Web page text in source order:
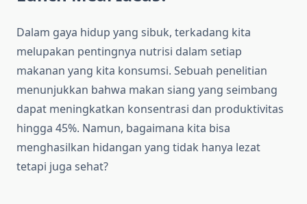
Dalam gaya hidup yang sibuk, terkadang kita
melupakan pentingnya nutrisi dalam setiap
makanan yang kita konsumsi. Sebuah penelitian
menunjukkan bahwa makan siang yang seimbang
dapat meningkatkan konsentrasi dan produktivitas
hingga 45%. Namun, bagaimana kita bisa
menghasilkan hidangan yang tidak hanya lezat
tetapi juga sehat?